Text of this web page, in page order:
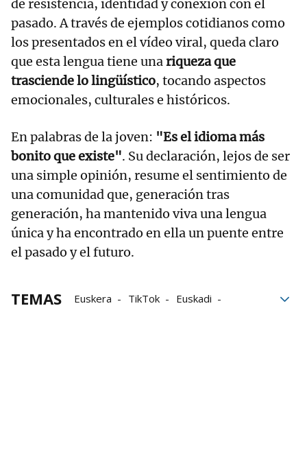
de resistencia, identidad y conexión con el
pasado. A través de ejemplos cotidianos como
los presentados en el vídeo viral, queda claro
que esta lengua tiene unariqueza que
trasciende lo lingüístico, tocando aspectos
emocionales, culturales e históricos.
En palabras de la joven: "Es el idioma más
bonito que existe". Su declaración, lejos de ser
una simple opinión, resume el sentimiento de
una comunidad que, generación tras
generación, ha mantenido viva una lengua
única y ha encontrado en ella un puente entre
el pasado y el futuro.
TEMAS Euskera TikTok
Euskadi